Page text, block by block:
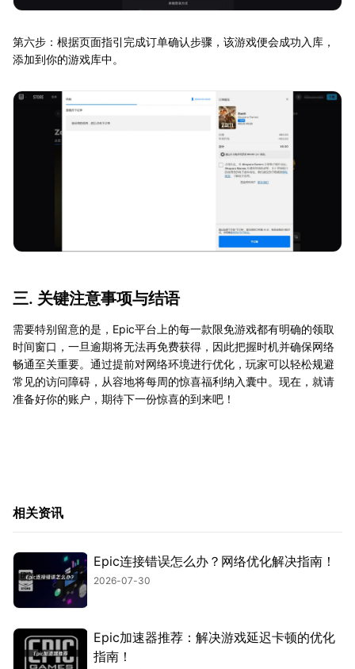
第六步：根据页面指引完成订单确认步骤，该游戏便会成功入库，
添加到你的游戏库中。
三. 关键注意事项与结语
需要特别留意的是，Epic平台上的每一款限免游戏都有明确的领取
时间窗口，一旦逾期将无法再免费获得，因此把握时机并确保网络
畅通至关重要。通过提前对网络环境进行优化，玩家可以轻松规避
常见的访问障碍，从容地将每周的惊喜福利纳入囊中。现在，就请
准备好你的账户，期待下一份惊喜的到来吧！
相关资讯
Epic连接错误怎么办？网络优化解决指南！
2026-07-30
Epic加速器推荐：解决游戏延迟卡顿的优化
指南！